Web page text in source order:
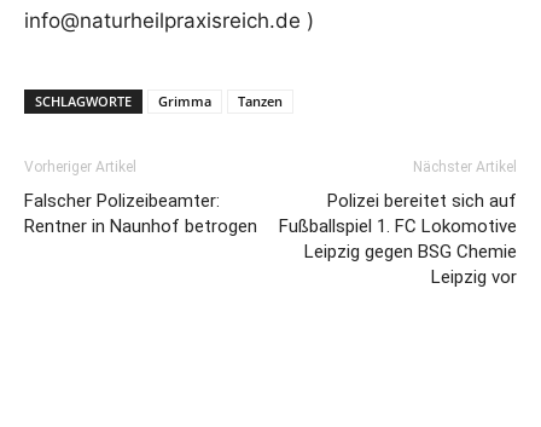
info@naturheilpraxisreich.de )
SCHLAGWORTE Grimma Tanzen
Vorheriger Artikel
Falscher Polizeibeamter:
Rentner in Naunhof betrogen
Nächster Artikel
Polizei bereitet sich auf
Fußballspiel 1. FC Lokomotive
Leipzig gegen BSG Chemie
Leipzig vor